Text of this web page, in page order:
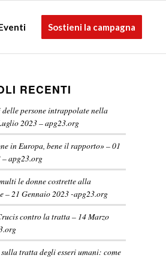
Sostieni la campagna
RECENTI
persone intrappolate nella
2023 – apg23.org
in Europa, bene il rapporto» – 01
apg23.org
le donne costrette alla
– 21 Gennaio 2023 -apg23.org
contro la tratta – 14 Marzo
tratta degli esseri umani: come